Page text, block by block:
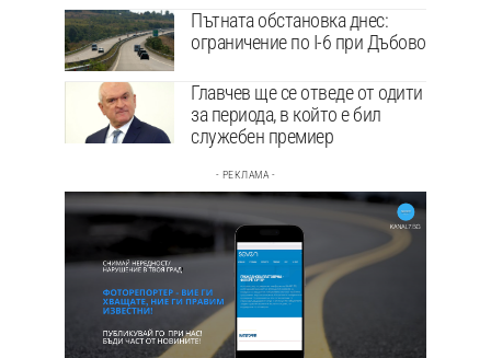
Пътната обстановка днес:
ограничение по I-6 при Дъбово
Главчев ще се отведе от одити
за периода, в който е бил
служебен премиер
- РЕКЛАМА -